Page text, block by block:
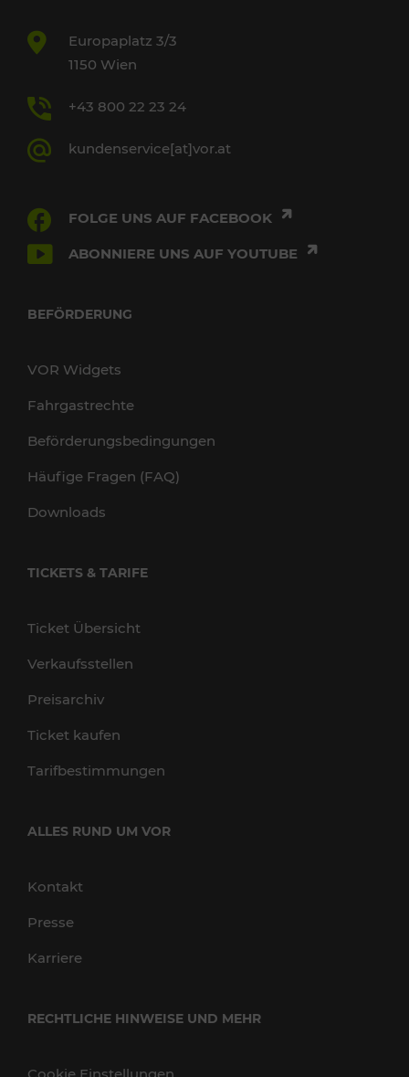
Europaplatz 3/3
1150 Wien
+43 800 22 23 24
kundenservice[at]vor.at
FOLGE UNS AUF FACEBOOK
ABONNIERE UNS AUF YOUTUBE
BEFÖRDERUNG
VOR Widgets
Fahrgastrechte
Beförderungsbedingungen
Häufige Fragen (FAQ)
Downloads
TICKETS & TARIFE
Ticket Übersicht
Verkaufsstellen
Preisarchiv
Ticket kaufen
Tarifbestimmungen
ALLES RUND UM VOR
Kontakt
Presse
Karriere
RECHTLICHE HINWEISE UND MEHR